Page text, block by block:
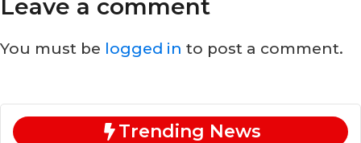
Leave a comment
You must be logged in to post a comment.
Trending News